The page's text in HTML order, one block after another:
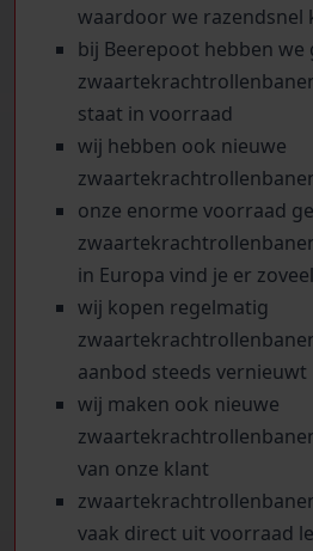
waardoor we razendsnel
bij Beerepoot hebben we
staat in voorraad
wij hebben ook nieuwe
onze enorme voorraad
in Europa vind je er
wij kopen regelmatig
aanbod steeds vernieuwt
wij maken ook nieuwe
van onze klant
vaak direct uit voorraad